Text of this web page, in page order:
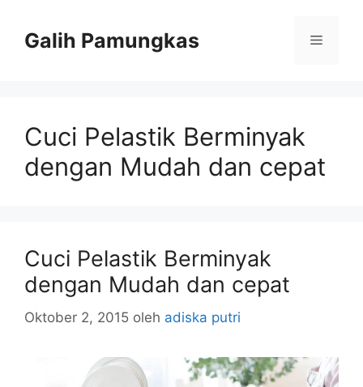
Galih Pamungkas Menu
Cuci Pelastik Berminyak
dengan Mudah dan cepat
Cuci Pelastik Berminyak
dengan Mudah dan cepat
Oktober 2, 2015 oleh adiska putri